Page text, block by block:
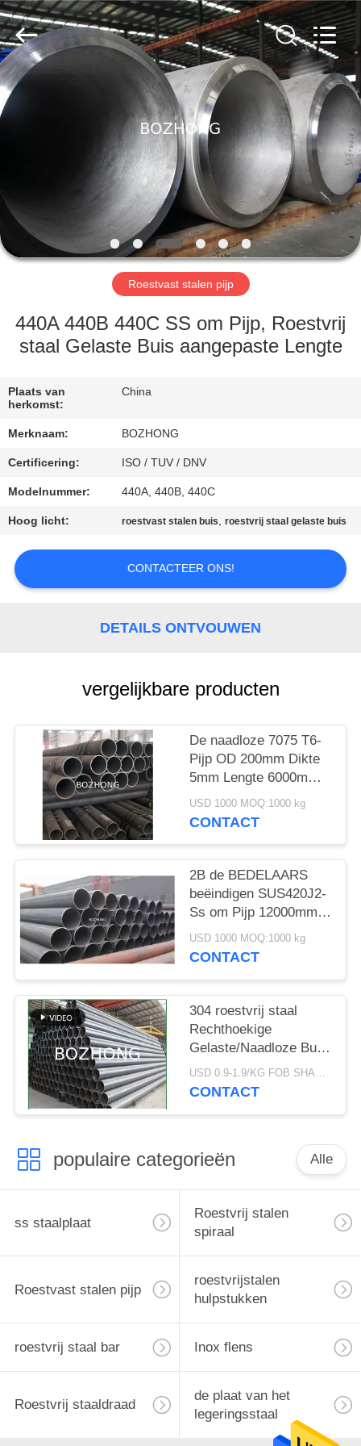
HUIS
PRODUCTEN
ONGEVEER
ONS
FABRIEKSREIS
KWALITEITSCONTROLE
ONS
VERZOEK
OM
EEN
CITAAT
SITEMAP
Metal
Group
Co.,
Ltd..
All
Rights
Reserved.
Roestvast stalen pijp
440A 440B 440C SS om Pijp, Roestvrij
staal Gelaste Buis aangepaste Lengte
Plaats van
herkomst:
China
Merknaam: BOZHONG
Certificering: ISO / TUV / DNV
Modelnummer: 440A, 440B, 440C
Hoog licht: roestvast stalen buis,roestvrij staal gelaste buis
CONTACTEER ONS!
DETAILS ONTVOUWEN
vergelijkbare producten
De naadloze 7075 T6-
Pijp OD 200mm Dikte
5mm Lengte 6000mm
van de
Aluminiumlegering
USD 1000 MOQ:1000 kg
CONTACT
2B de BEDELAARS
beëindigen SUS420J2-
Ss om Pijp 12000mm
Lengte
USD 1000 MOQ:1000 kg
CONTACT
304 roestvrij staal
Rechthoekige
Gelaste/Naadloze Buis
ASTM A554
USD 0.9-1.9/KG FOB SHANGHAI MOQ:500KG
CONTACT
populaire categorieën Alle
ss staalplaat
Roestvrij stalen
spiraal
Roestvast stalen pijp
roestvrijstalen
hulpstukken
roestvrij staal bar Inox flens
Roestvrij staaldraad
de plaat van het
legeringsstaal